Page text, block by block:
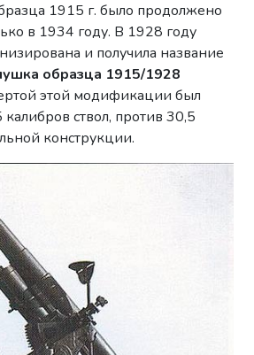
1915 г. было продолжено
в 1934 году. В 1928 году
и получила название
образца 1915/1928
этой модификации был
ствол, против 30,5
конструкции.